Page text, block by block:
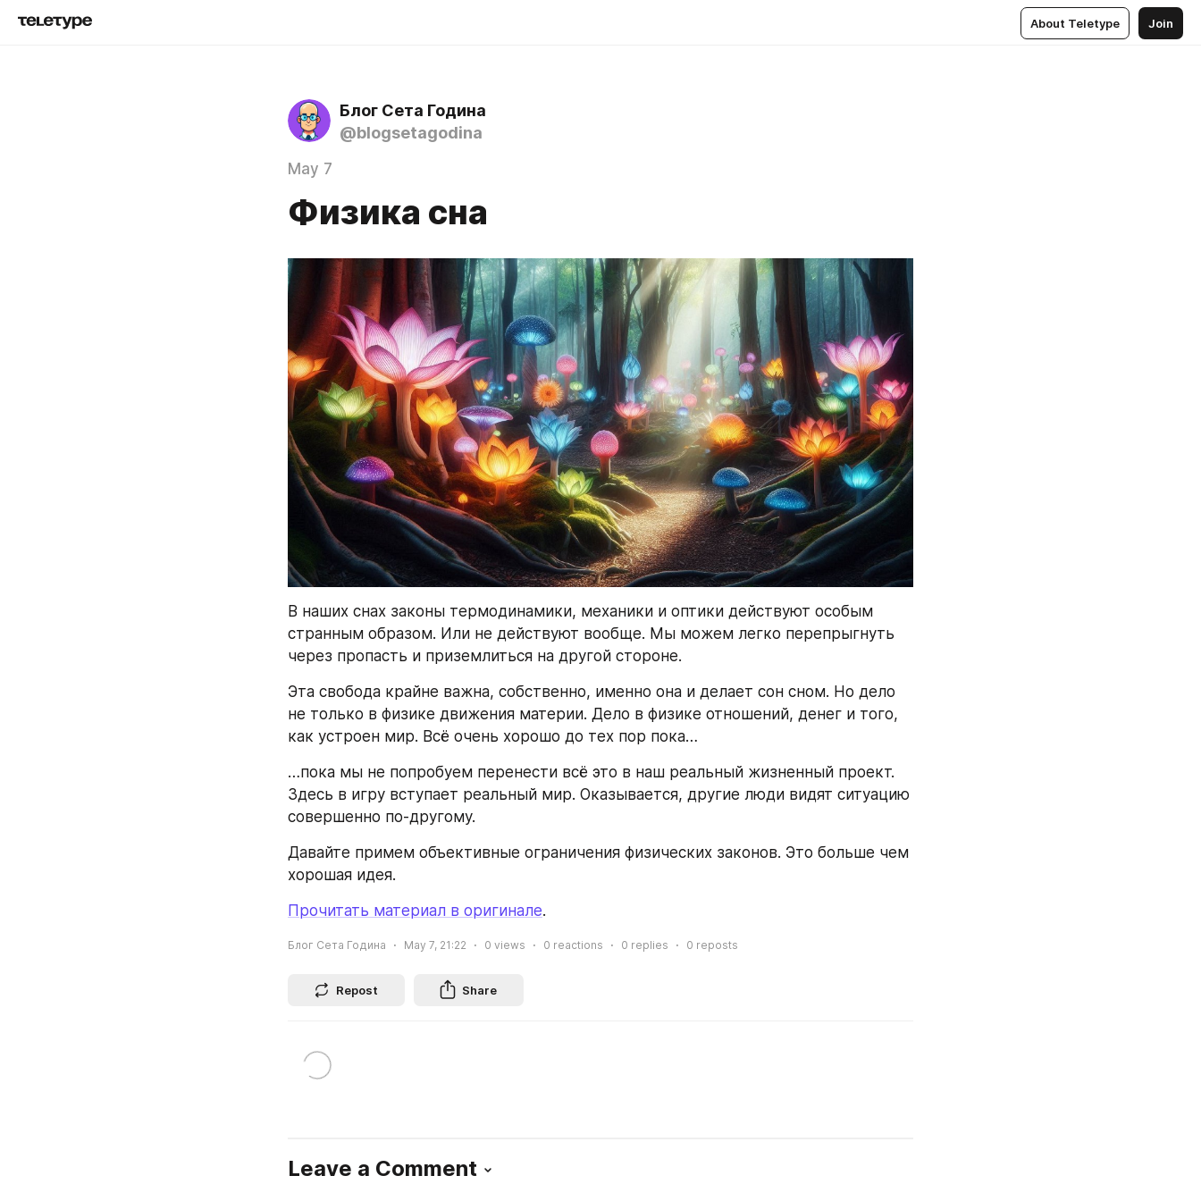
About Teletype Join
Блог Сета Година
@blogsetagodina
May 7
Физика сна
В наших снах законы термодинамики, механики и оптики действуют особым
странным образом. Или не действуют вообще. Мы можем легко перепрыгнуть
через пропасть и приземлиться на другой стороне.
Эта свобода крайне важна, собственно, именно она и делает сон сном. Но дело
не только в физике движения материи. Дело в физике отношений, денег и того,
как устроен мир. Всё очень хорошо до тех пор пока…
…пока мы не попробуем перенести всё это в наш реальный жизненный проект.
Здесь в игру вступает реальный мир. Оказывается, другие люди видят ситуацию
совершенно по-другому.
Давайте примем объективные ограничения физических законов. Это больше чем
хорошая идея.
Прочитать материал в оригинале.
Блог Сета Година May 7, 21:22 0 views 0 reactions 0 replies 0 reposts
Repost Share
Leave a Comment